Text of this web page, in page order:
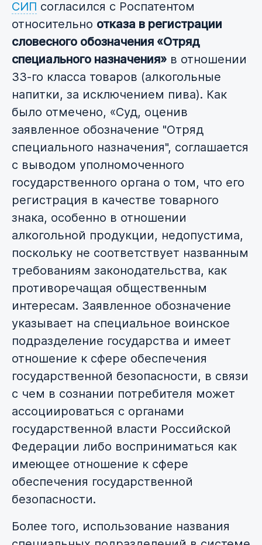
СИП согласился с Роспатентом
относительно отказа в регистрации
словесного обозначения «Отряд
специального назначения» в отношении
33-го класса товаров (алкогольные
напитки, за исключением пива). Как
было отмечено, «Суд, оценив
заявленное обозначение "Отряд
специального назначения", соглашается
с выводом уполномоченного
государственного органа о том, что его
регистрация в качестве товарного
знака, особенно в отношении
алкогольной продукции, недопустима,
поскольку не соответствует названным
требованиям законодательства, как
противоречащая общественным
интересам. Заявленное обозначение
указывает на специальное воинское
подразделение государства и имеет
отношение к сфере обеспечения
государственной безопасности, в связи
с чем в сознании потребителя может
ассоциироваться с органами
государственной власти Российской
Федерации либо восприниматься как
имеющее отношение к сфере
обеспечения государственной
безопасности.
Более того, использование названия